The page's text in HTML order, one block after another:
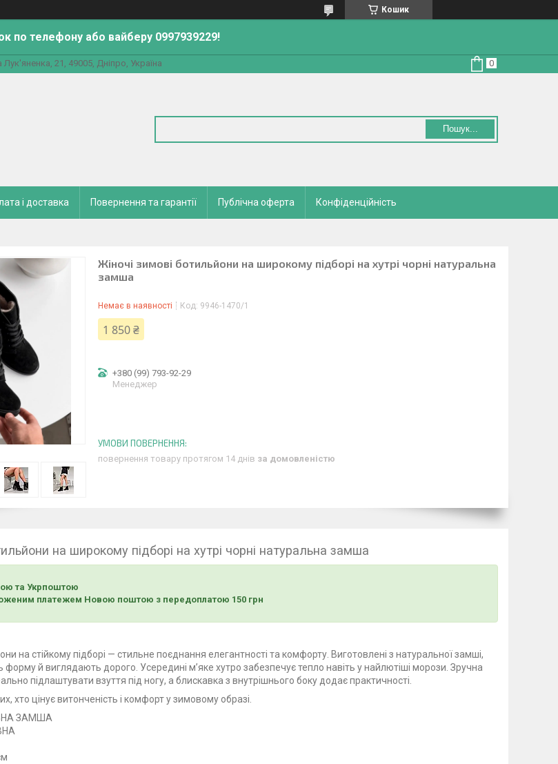
Кошик
по телефону або вайберу 0997939229!
Лук'яненка, 21, 49005, Дніпро, Україна
Пошук...
і доставка Повернення та гарантії Публічна оферта Конфіденційність
Жіночі зимові ботильйони на широкому підборі на хутрі чорні натуральна
замша
Немає в наявності Код: 9946-1470/1
1 850 ₴
+380 (99) 793-92-29
Менеджер
повернення товару протягом 14 днів за домовленістю
на широкому підборі на хутрі чорні натуральна замша
та Укрпоштою
платежем Новою поштою з передоплатою 150 грн
на стійкому підборі — стильне поєднання елегантності та комфорту. Виготовлені з натуральної замші,
й виглядають дорого. Усередині м’яке хутро забезпечує тепло навіть у найлютіші морози. Зручна
підлаштувати взуття під ногу, а блискавка з внутрішнього боку додає практичності.
хто цінує витонченість і комфорт у зимовому образі.
ЗАМША